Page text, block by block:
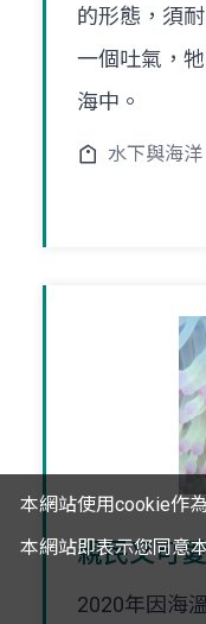
的形態，須
一個吐氣，
海中。
水下與海洋
親民又可
2020年因海
本網站使用cookie作
本網站即表示您同意